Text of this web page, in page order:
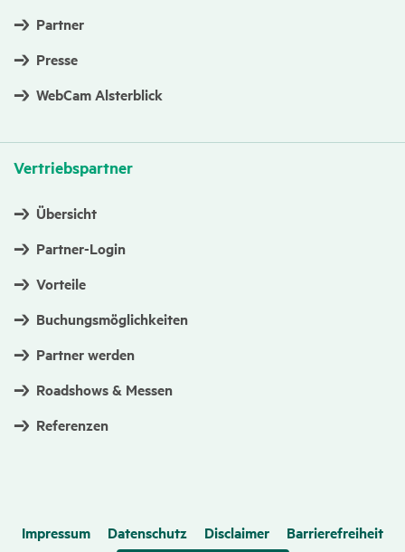
Partner
Presse
WebCam Alsterblick
Vertriebs­partner
Übersicht
Partner-Login
Vorteile
Buchungsmöglichkeiten
Partner werden
Roadshows & Messen
Referenzen
Impressum Datenschutz Disclaimer Barrierefreiheit